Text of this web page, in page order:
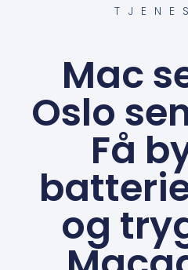
Mac
Oslo
Få
og